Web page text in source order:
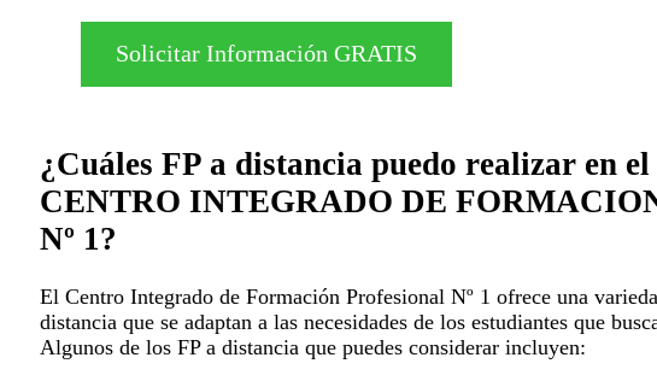
Solicitar Información GRATIS
¿Cuáles FP a distancia puedo realizar en
CENTRO INTEGRADO DE
Nº 1?
El Centro Integrado de Formación Profesional Nº 1 ofrece una
distancia que se adaptan a las necesidades de los estudiantes que
Algunos de los FP a distancia que puedes considerar incluyen: